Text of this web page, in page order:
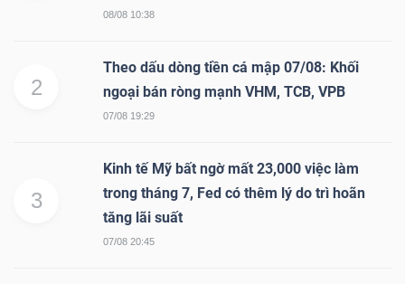
08/08 10:38
2
Theo dấu dòng tiền cá mập 07/08: Khối
ngoại bán ròng mạnh VHM, TCB, VPB
07/08 19:29
3
Kinh tế Mỹ bất ngờ mất 23,000 việc làm
trong tháng 7, Fed có thêm lý do trì hoãn
tăng lãi suất
07/08 20:45